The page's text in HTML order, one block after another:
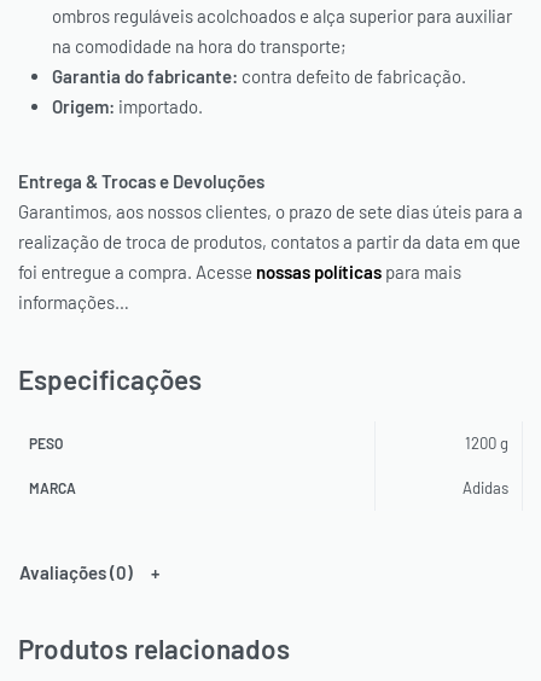
ombros reguláveis acolchoados e alça superior para auxiliar
na comodidade na hora do transporte;
Garantia do fabricante: contra defeito de fabricação.
Origem: importado.
Entrega & Trocas e Devoluções
Garantimos, aos nossos clientes, o prazo de sete dias úteis para a
realização de troca de produtos, contatos a partir da data em que
foi entregue a compra. Acesse nossas políticas para mais
informações…
Especificações
PESO 1200 g
MARCA Adidas
Avaliações (0)
Produtos relacionados
PAGUE VIA PIX, COM *10% OFF
OU PAGUE PARCELADO NO
* O desconto será aplicado automaticamente em seu carrinho.